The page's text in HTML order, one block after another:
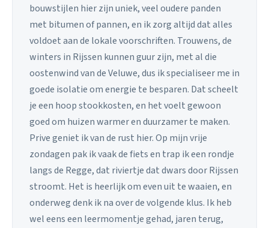
bouwstijlen hier zijn uniek, veel oudere panden
met bitumen of pannen, en ik zorg altijd dat alles
voldoet aan de lokale voorschriften. Trouwens, de
winters in Rijssen kunnen guur zijn, met al die
oostenwind van de Veluwe, dus ik specialiseer me in
goede isolatie om energie te besparen. Dat scheelt
je een hoop stookkosten, en het voelt gewoon
goed om huizen warmer en duurzamer te maken.
Prive geniet ik van de rust hier. Op mijn vrije
zondagen pak ik vaak de fiets en trap ik een rondje
langs de Regge, dat riviertje dat dwars door Rijssen
stroomt. Het is heerlijk om even uit te waaien, en
onderweg denk ik na over de volgende klus. Ik heb
wel eens een leermomentje gehad, jaren terug,